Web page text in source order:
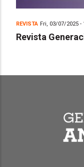
REVISTA Fri, 03/07/2025 -
Revista